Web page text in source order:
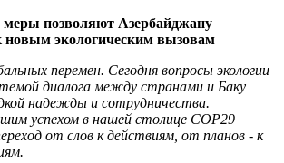
меры позволяют Азербайджану
новым экологическим вызовам
перемен. Сегодня вопросы экологии
диалога между странами и Баку
надежды и сотрудничества.
успехом в нашей столице COP29
от слов к действиям, от планов - к